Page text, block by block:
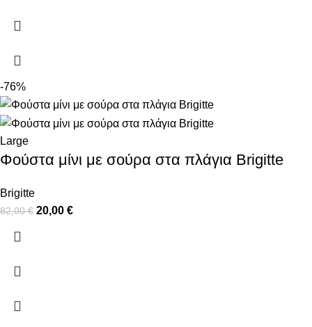
-76%
Large
Φούστα μίνι με σούρα στα πλάγια Brigitte
Brigitte
82,00€ 20,00 €